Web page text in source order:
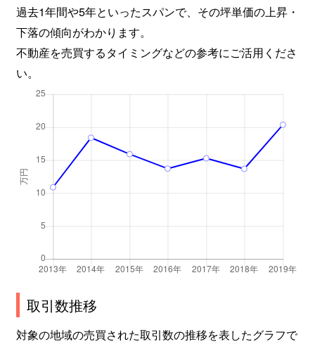
過去1年間や5年といったスパンで、その坪単価の上昇・
下落の傾向がわかります。
不動産を売買するタイミングなどの参考にご活用くださ
い。
取引数推移
対象の地域の売買された取引数の推移を表したグラフで